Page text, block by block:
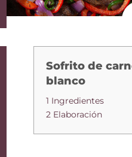
Sofrito de
blanco
1 Ingredientes
2 Elaboración